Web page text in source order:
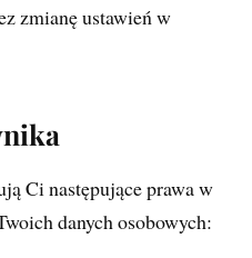
zmianę ustawień w
Ci następujące prawa w
danych osobowych: